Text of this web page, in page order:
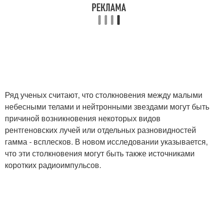
Ряд ученых считают, что столкновения между малыми
небесными телами и нейтронными звездами могут быть
причиной возникновения некоторых видов
рентгеновских лучей или отдельных разновидностей
гамма - всплесков. В новом исследовании указывается,
что эти столкновения могут быть также источниками
коротких радиоимпульсов.